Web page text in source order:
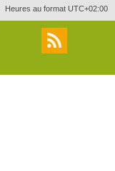
r
c
r
Heures au format UTC+02:00